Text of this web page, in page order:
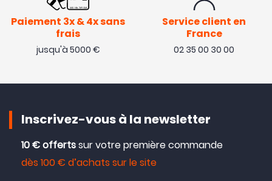
Paiement 3x & 4x sans
frais
jusqu'à 5000 €
Service client en
France
02 35 00 30 00
Inscrivez-vous à la newsletter
10 € offertssur votre première commande
dès 100 € d’achats sur le site